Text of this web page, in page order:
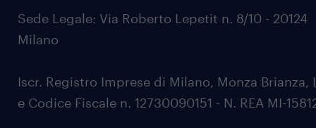
Sede Legale: Via Roberto Lepetit n. 8/10 - 20124
Milano
Iscr. Registro Imprese di Milano, Monza Brianza,
e Codice Fiscale n. 12730090151 - N. REA MI-